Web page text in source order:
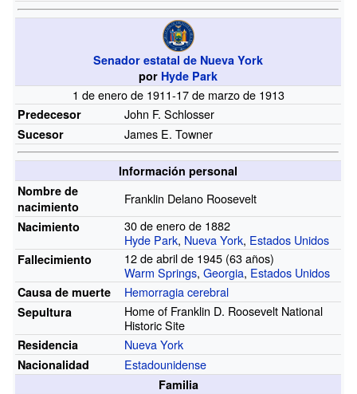
Senador estatal de Nueva York
por Hyde Park
1 de enero de 1911-17 de marzo de 1913
Predecesor John F. Schlosser
Sucesor James E. Towner
Información personal
Nombre de
nacimiento
Franklin Delano Roosevelt
Nacimiento
30 de enero de 1882
Hyde Park, Nueva York, Estados Unidos
Fallecimiento 12 de abril de 1945 (63años)
Warm Springs,Georgia, Estados Unidos
Causa de muerte Hemorragia cerebral
Sepultura
Home of Franklin D. Roosevelt National
Historic Site
Residencia Nueva York
Nacionalidad Estadounidense
Familia